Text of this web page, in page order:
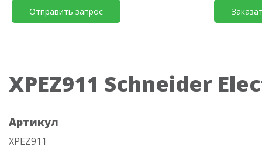
Отправить запрос
XPEZ911 Schneider
Артикул
XPEZ911